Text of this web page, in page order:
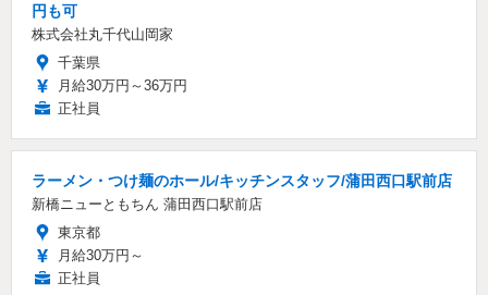
円も可
株式会社丸千代山岡家
千葉県
月給30万円～36万円
正社員
ラーメン・つけ麺のホール/キッチンスタッフ/蒲田西口駅前店
新橋ニューともちん 蒲田西口駅前店
東京都
月給30万円～
正社員